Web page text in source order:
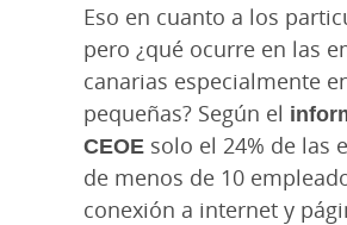
Eso en cuanto a los
pero ¿qué ocurre en las
canarias especialmente
pequeñas? Según el
CEOE solo el 24% de las
de menos de 10
conexión a internet y